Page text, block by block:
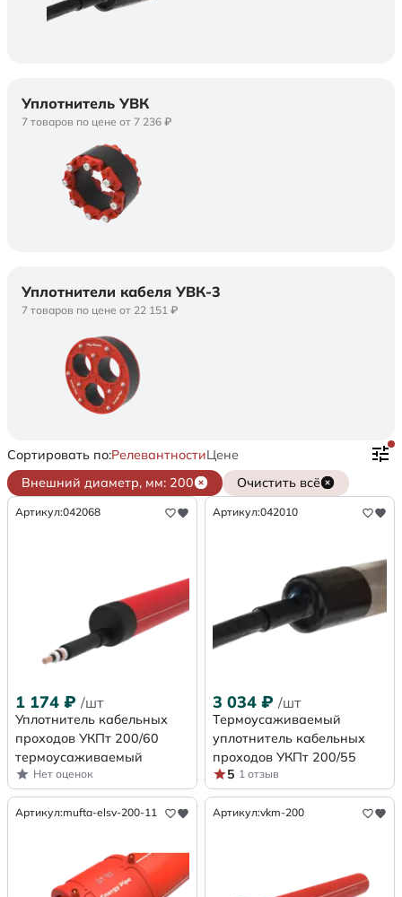
Уплотнитель УВК
7 товаров по цене от 7 236 ₽
Уплотнители кабеля УВК-3
7 товаров по цене от 22 151 ₽
Сортировать по:РелевантностиЦене
Внешний диаметр, мм: 200
Очистить всё
Артикул:042068
1 174 ₽ /шт
Уплотнитель кабельных
проходов УКПт 200/60
термоусаживаемый
Нет оценок
Артикул:042010
3 034 ₽ /шт
Термоусаживаемый
уплотнитель кабельных
проходов УКПт 200/55
5 1 отзыв
Артикул:mufta-elsv-200-11 Артикул:vkm-200